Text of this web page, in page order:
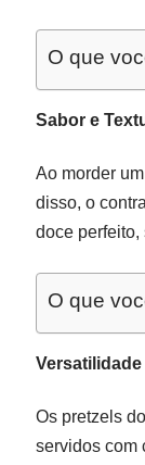
O que
Sabor e
Ao morder
disso, o
doce perfeito,
O que
Os pretzels
servidos com